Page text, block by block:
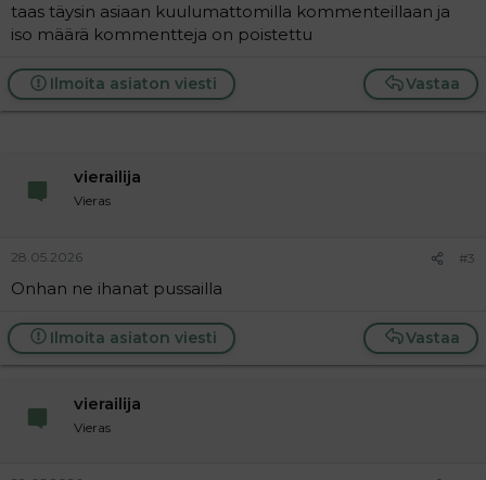
taas täysin asiaan kuulumattomilla kommenteillaan ja
iso määrä kommentteja on poistettu
Vastaa
Ilmoita asiaton viesti
vierailija
Vieras
28.05.2026 #3
Onhan ne ihanat pussailla
Vastaa
Ilmoita asiaton viesti
vierailija
Vieras